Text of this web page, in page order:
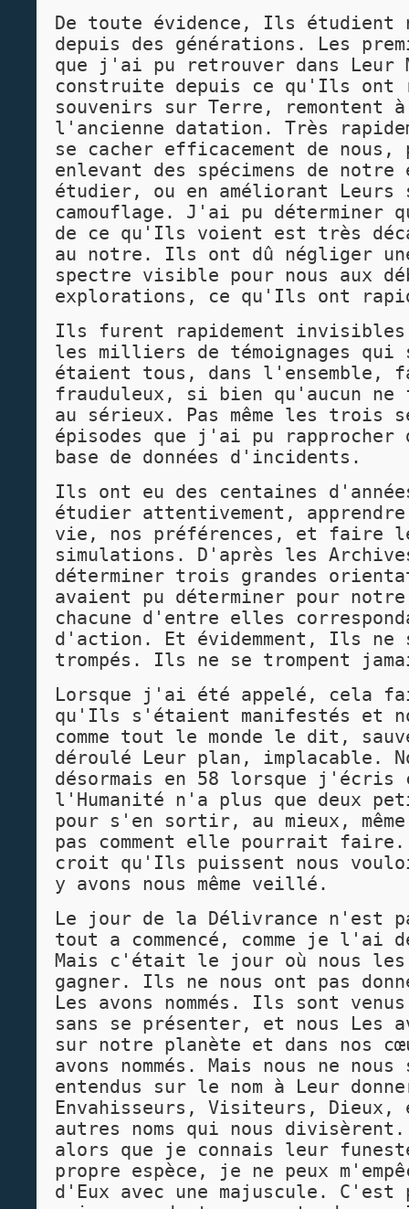
De toute évidence, Ils étudient
depuis des générations. Les
que j'ai pu retrouver dans Leur
construite depuis ce qu'Ils ont
souvenirs sur Terre, remontent à
l'ancienne datation. Très
se cacher efficacement de nous,
enlevant des spécimens de notre
étudier, ou en améliorant Leurs
camouflage. J'ai pu déterminer
de ce qu'Ils voient est très
au notre. Ils ont dû négliger
spectre visible pour nous aux
explorations, ce qu'Ils ont
Ils furent rapidement
les milliers de témoignages qui
étaient tous, dans l'ensemble,
frauduleux, si bien qu'aucun
au sérieux. Pas même les trois
épisodes que j'ai pu rapprocher
base de données d'incidents.
Ils ont eu des centaines
étudier attentivement, apprendre
vie, nos préférences, et faire
simulations. D'après les
déterminer trois grandes
avaient pu déterminer pour
chacune d'entre elles
d'action. Et évidemment, Ils ne
trompés. Ils ne se trompent
Lorsque j'ai été appelé, cela
qu'Ils s'étaient manifestés et
comme tout le monde le dit,
déroulé Leur plan, implacable.
désormais en 58 lorsque
l'Humanité n'a plus que deux
pour s'en sortir, au mieux,
pas comment elle pourrait faire.
croit qu'Ils puissent nous
y avons nous même veillé.
Le jour de la Délivrance n'est
tout a commencé, comme je l'ai
Mais c'était le jour où nous les
gagner. Ils ne nous ont pas
Les avons nommés. Ils sont
sans se présenter, et nous Les
sur notre planète et dans nos
avons nommés. Mais nous ne nous
entendus sur le nom à Leur
Envahisseurs, Visiteurs, Dieux,
autres noms qui nous divisèrent.
alors que je connais leur
propre espèce, je ne peux
d'Eux avec une majuscule.